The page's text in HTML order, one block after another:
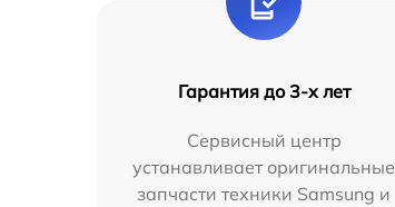
Гарантия до 3-х лет
Сервисный центр
устанавливает оригинальные
запчасти техники Samsung и